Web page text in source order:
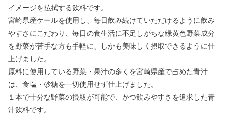
イメージを払拭する飲料です。
宮崎県産ケールを使用し、毎日飲み続けていただけるように飲み
やすさにこだわり、毎日の食生活に不足しがちな緑黄色野菜成分
を野菜が苦手な方も手軽に、しかも美味しく摂取できるように仕
上げました。
原料に使用している野菜・果汁の多くを宮崎県産で占めた青汁
は、食塩・砂糖を一切使用せず仕上げました。
１本で十分な野菜の摂取が可能で、かつ飲みやすさを追求した青
汁飲料です。